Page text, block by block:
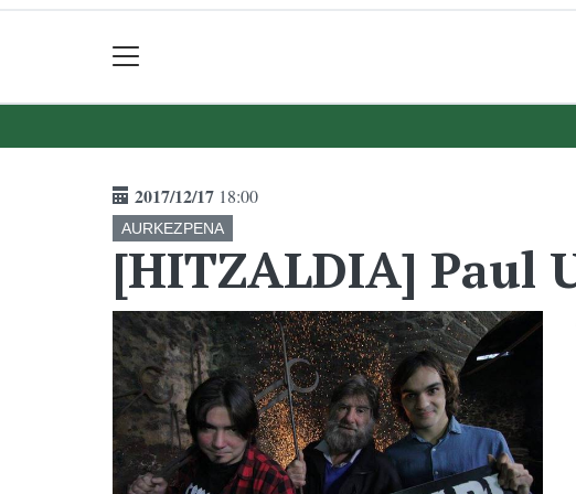
2017/12/17 18:00
AURKEZPENA
[HITZALDIA] Paul